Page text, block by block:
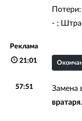
- ;
Реклама
21:01
57:51 Замена
вратаря